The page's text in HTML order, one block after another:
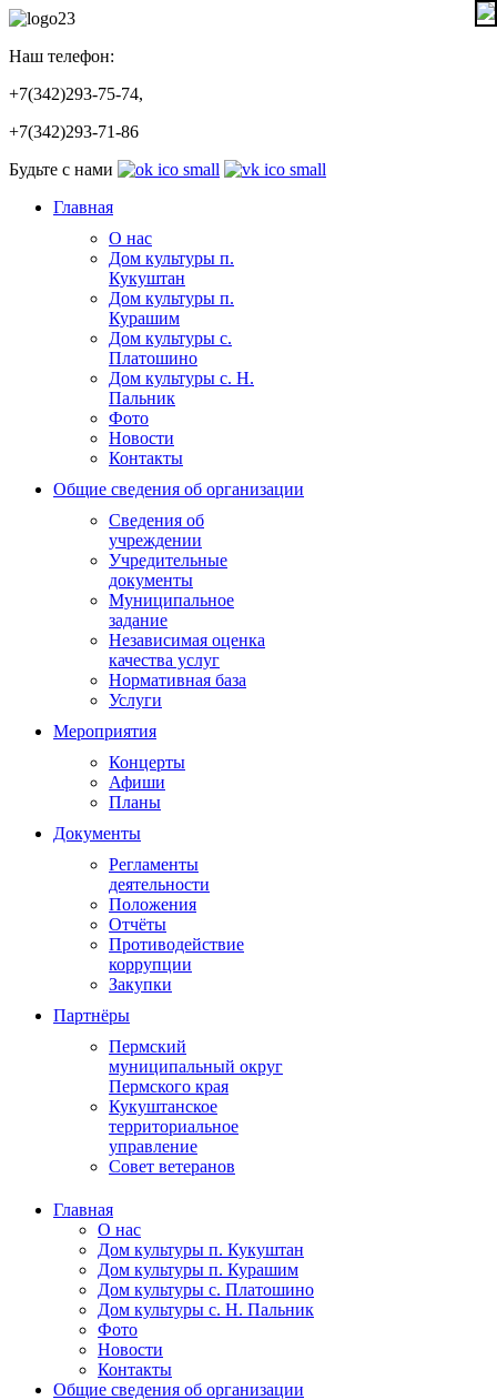
Наш телефон:
+7(342)293-75-74,
+7(342)293-71-86
Будьте с нами
Главная
О нас
Дом культуры п.
Кукуштан
Дом культуры п.
Курашим
Дом культуры с.
Платошино
Дом культуры с. Н.
Пальник
Фото
Новости
Контакты
Общие сведения об организации
Сведения об
учреждении
Учредительные
документы
Муниципальное
задание
Независимая оценка
качества услуг
Нормативная база
Услуги
Мероприятия
Концерты
Афиши
Планы
Документы
Регламенты
деятельности
Положения
Отчёты
Противодействие
коррупции
Закупки
Партнёры
Пермский
муниципальный округ
Пермского края
Кукуштанское
территориальное
управление
Совет ветеранов
Главная
О нас
Дом культуры п. Кукуштан
Дом культуры п. Курашим
Дом культуры с. Платошино
Дом культуры с. Н. Пальник
Фото
Новости
Контакты
Общие сведения об организации